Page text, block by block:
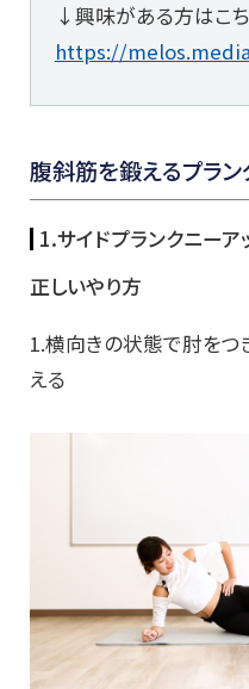
↓興味がある方はこ
https://
腹斜筋を鍛えるプラ
1.サイドプランクニーア
正しいやり方
1.横向きの状態で肘をつ
える